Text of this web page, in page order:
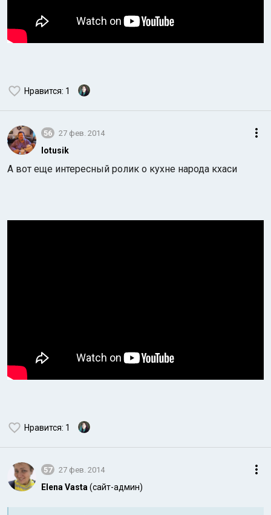
Нравится: 1
56 27 фев. 2014
lotusik
А вот еще интересный ролик о кухне народа кхаси
Нравится: 1
57 27 фев. 2014
Elena Vasta (сайт-админ)